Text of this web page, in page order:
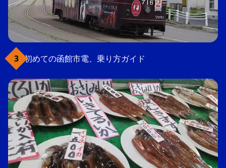
初めての函館市電、乗り方ガイド